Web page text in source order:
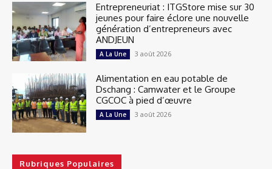
Entrepreneuriat : ITGStore mise sur 30
jeunes pour faire éclore une nouvelle
génération d’entrepreneurs avec
ANDJEUN
A La Une 3 août 2026
Alimentation en eau potable de
Dschang : Camwater et le Groupe
CGCOC à pied d’œuvre
A La Une 3 août 2026
Rubriques Populaires